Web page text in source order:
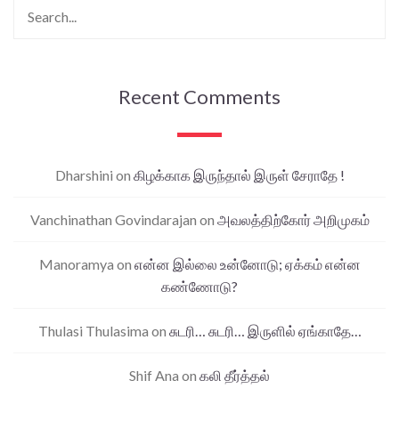
Recent Comments
Dharshini on கிழக்காக இருந்தால் இருள் சேராதே !
Vanchinathan Govindarajan on அவலத்திற்கோர் அறிமுகம்
Manoramya on என்ன இல்லை உன்னோடு; ஏக்கம் என்ன
கண்ணோடு?
Thulasi Thulasima on சுடரி… சுடரி… இருளில் ஏங்காதே…
Shif Ana on கலி தீர்த்தல்